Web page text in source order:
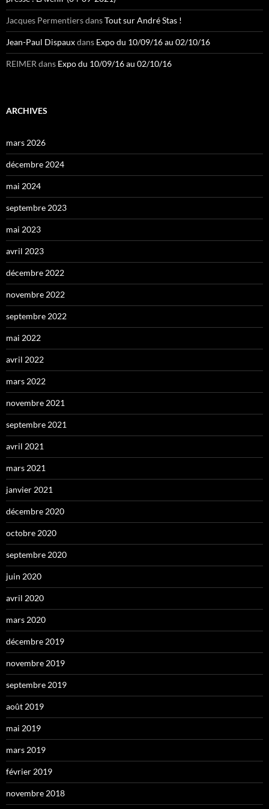
Jacques PermentiersdansTout sur André Stas !
Jean-Paul Dispauxdans Expo du 10/09/16 au 02/10/16
REIMER dans Expo du 10/09/16 au 02/10/16
ARCHIVES
mars 2026
décembre 2024
mai 2024
septembre 2023
mai 2023
avril 2023
décembre 2022
novembre 2022
septembre 2022
mai 2022
avril 2022
mars 2022
novembre 2021
septembre 2021
avril 2021
mars 2021
janvier 2021
décembre 2020
octobre 2020
septembre 2020
juin 2020
avril 2020
mars 2020
décembre 2019
novembre 2019
septembre 2019
août 2019
mai 2019
mars 2019
février 2019
novembre 2018